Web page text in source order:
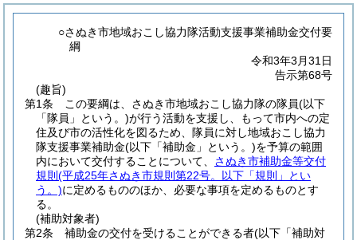
○さぬき市地域おこし協力隊活動支援事業補助金交付要
綱
令和3年3月31日
告示第68号
(趣旨)
第1条
この要綱は、さぬき市地域おこし協力隊の隊員(以下
「隊員」という。)が行う活動を支援し、もって市内への定
住及び市の活性化を図るため、隊員に対し地域おこし協力
隊支援事業補助金(以下「補助金」という。)を予算の範囲
内において交付することについて、 さぬき市補助金等交付
規則 (平成25年さぬき市規則第22号。以下「規則」とい
う。)に定めるもののほか、必要な事項を定めるものとす
る。
(補助対象者)
第2条
補助金の交付を受けることができる者(以下「補助対